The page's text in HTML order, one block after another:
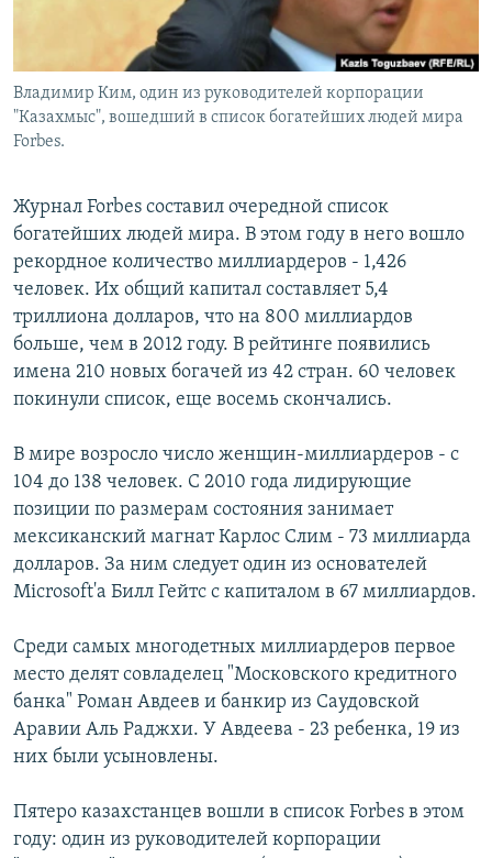
Владимир Ким, один из руководителей корпорации
"Казахмыс", вошедший в список богатейших людей мира
Forbes.
Журнал Forbes составил очередной список
богатейших людей мира. В этом году в него вошло
рекордное количество миллиардеров - 1,426
человек. Их общий капитал составляет 5,4
триллиона долларов, что на 800 миллиардов
больше, чем в 2012 году. В рейтинге появились
имена 210 новых богачей из 42 стран. 60 человек
покинули список, еще восемь скончались.
В мире возросло число женщин-миллиардеров - с
104 до 138 человек. С 2010 года лидирующие
позиции по размерам состояния занимает
мексиканский магнат Карлос Слим - 73 миллиарда
долларов. За ним следует один из основателей
Microsoft'a Билл Гейтс с капиталом в 67 миллиардов.
Среди самых многодетных миллиардеров первое
место делят совладелец "Московского кредитного
банка" Роман Авдеев и банкир из Саудовской
Аравии Аль Раджхи. У Авдеева - 23 ребенка, 19 из
них были усыновлены.
Пятеро казахстанцев вошли в список Forbes в этом
году: один из руководителей корпорации